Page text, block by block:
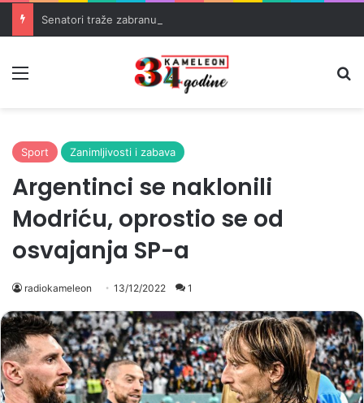
Sport Zanimljivosti i zabava
Argentinci se naklonili
Modriću, oprostio se od
osvajanja SP-a
radiokameleon 13/12/2022 1